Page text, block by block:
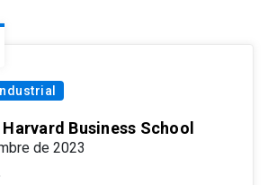
Business School
de 2023